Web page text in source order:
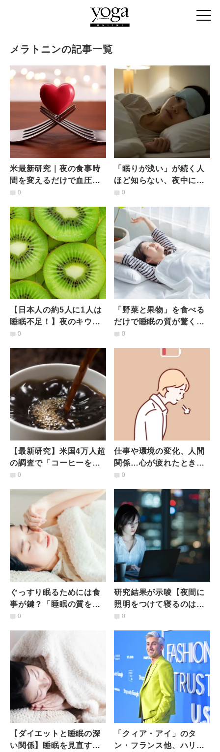
メラトニンの記事一覧
米最新研究｜夜の食事時
間を変えるだけで血圧が
低下、心拍も安定！【就
0
「眠りが浅い」が続く人
ほど知らない、夜中に目
覚めてしまう〈意外な原
0
【日本人の約5人に1人は
睡眠不足！】夜のキウイ
習慣で睡眠の質が改善？
0
「野菜と果物」を食べる
だけで睡眠の質が驚くほ
ど向上！？ 最新研究が示
0
【最新研究】米国4万人超
の調査で「コーヒーを飲
むと“寿命が伸びる”時間
0
仕事や環境の変化、人間
関係…心が疲れたときに
おすすめしたい食べ物・
0
ぐっすり眠るためには食
事が鍵？「睡眠の質を改
善する食べ方」３つのポ
0
研究結果が示唆【夜間に
照明をつけて寝るのは
NG！】夜間に明るい光を
上がる？
0
【ダイエットと睡眠の深
い関係】睡眠を見直すだ
「クィア・アイ」のタ
ン・フランス他、ハリウ